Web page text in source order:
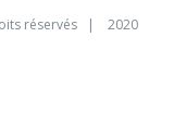
réservés | 2020